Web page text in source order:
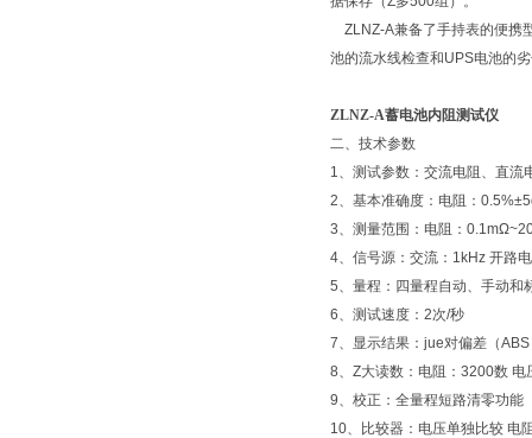
ZLNZ-A兼备了手持表的便携
池的流水线检查和UPS电池的
ZLNZ-A蓄电池内阻测试仪
二、技术参数
1、测试参数：交流电阻、直流
2、基本准确度：电阻：
3、测量范围：电阻：
4、信号源：交流：1kHz 开路
5、量程：四量程自动、手动和
6、测试速度：2次/秒
7、显示结果：jue对偏差（
8、Z大读数：电阻：3200数
9、校正：全量程短路清零功能
10、比较器：电压单独比较 电